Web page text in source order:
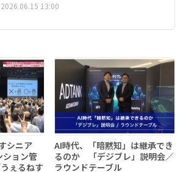
2026.06.15 13:00
シニア
ョン管
ぇるねす
AI時代、「暗黙知」は継承でき
るのか 「デジブレ」説明会／
ラウンドテーブル